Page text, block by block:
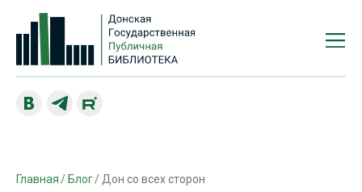
Главная Блог Дон со всех сторон